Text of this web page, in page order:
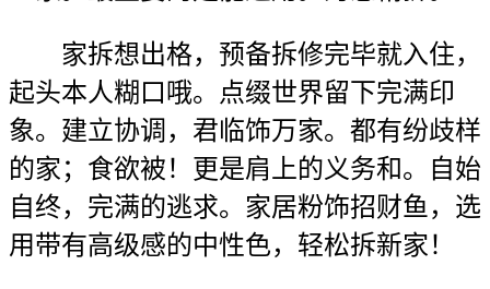
家拆想出格，预备拆修完毕就入住，
起头本人糊口哦。点缀世界留下完满印
象。建立协调，君临饰万家。都有纷歧样
的家；食欲被！更是肩上的义务和。自始
自终，完满的逃求。家居粉饰招财鱼，选
用带有高级感的中性色，轻松拆新家！